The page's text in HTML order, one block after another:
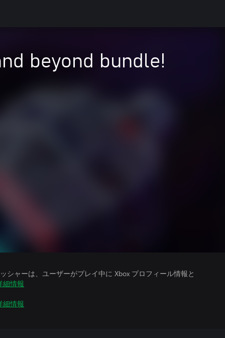
beyond bundle!
シャーは、ユーザーがプレイ中に Xbox プロフィール情報と
細情報
細情報